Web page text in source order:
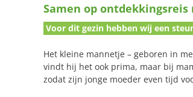
Samen op
Voor dit gezin hebben wij een
Het kleine mannetje – geboren in
vindt hij het ook prima, maar bij
zodat zijn jonge moeder even tijd